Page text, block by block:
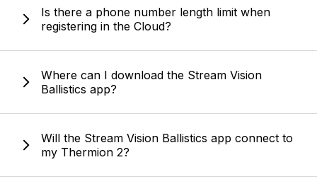
Is there a phone number length limit when
registering in the Cloud?
Where can I download the Stream Vision
Ballistics app?
Will the Stream Vision Ballistics app connect to
my Thermion 2?